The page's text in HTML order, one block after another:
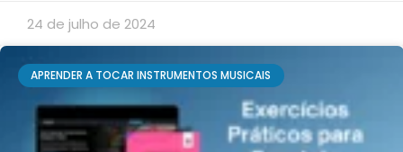
24 de julho de 2024
APRENDER A TOCAR INSTRUMENTOS MUSICAIS